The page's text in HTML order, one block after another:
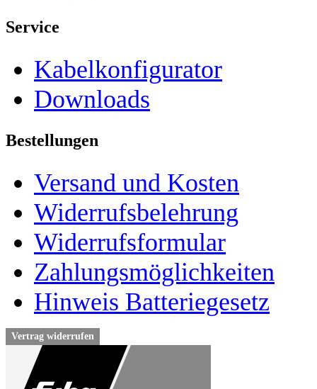
Service
Kabelkonfigurator
Downloads
Bestellungen
Versand und Kosten
Widerrufsbelehrung
Widerrufsformular
Zahlungsmöglichkeiten
Hinweis Batteriegesetz
Vertrag widerrufen